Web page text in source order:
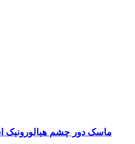
ماسک دور چشم هیالورونیک